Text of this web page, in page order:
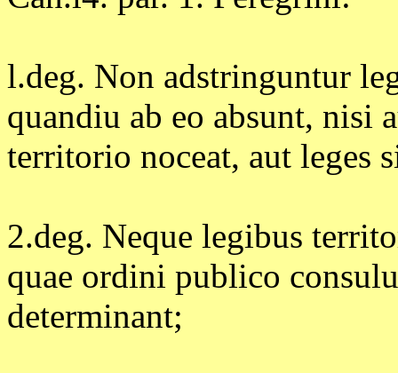
l.deg. Non adstringuntur
quandiu ab eo absunt, nisi
territorio noceat, aut leges
2.deg. Neque legibus
quae ordini publico
determinant;